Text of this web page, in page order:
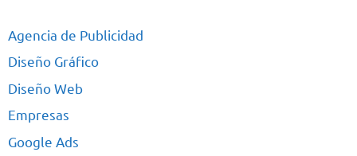
Agencia de Publicidad
Diseño Gráfico
Diseño Web
Empresas
Google Ads